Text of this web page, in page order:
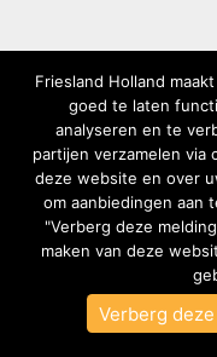
Friesland Holland
goed te laten
analyseren en te
partijen verzamelen via
deze website en over
om aanbiedingen aan
"Verberg deze
maken van deze
Verberg